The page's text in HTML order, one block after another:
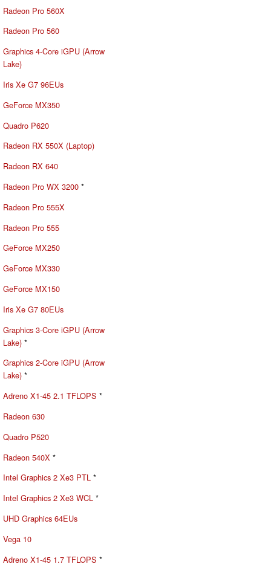
Radeon Pro 560X
Radeon Pro 560
Graphics 4-Core iGPU (Arrow
Lake)
Iris Xe G7 96EUs
GeForce MX350
Quadro P620
Radeon RX 550X (Laptop)
Radeon RX 640
Radeon Pro WX 3200 *
Radeon Pro 555X
Radeon Pro 555
GeForce MX250
GeForce MX330
GeForce MX150
Iris Xe G7 80EUs
Graphics 3-Core iGPU (Arrow
Lake) *
Graphics 2-Core iGPU (Arrow
Lake) *
Adreno X1-45 2.1 TFLOPS *
Radeon 630
Quadro P520
Radeon 540X *
Intel Graphics 2 Xe3 PTL *
Intel Graphics 2 Xe3 WCL *
UHD Graphics 64EUs
Vega 10
Adreno X1-45 1.7 TFLOPS *